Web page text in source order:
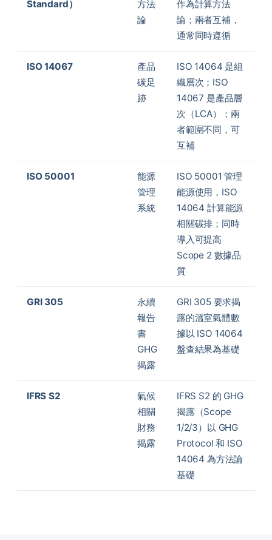
Standard）
方法
論
作為計算方法
論；兩者互補，
通常同時遵循
ISO 14067
產品
碳足
跡
ISO 14064 是組
織層次；ISO
14067 是產品層
次（LCA）；兩
者範圍不同，可
互補
ISO 50001
能源
管理
系統
ISO 50001 管理
能源使用，ISO
14064 計算能源
相關碳排；同時
導入可提高
Scope 2 數據品
質
GRI 305
永續
報告
書
GHG
揭露
GRI 305 要求揭
露的溫室氣體數
據以 ISO 14064
盤查結果為基礎
IFRS S2
氣候
相關
財務
揭露
IFRS S2 的 GHG
揭露（Scope
1/2/3）以 GHG
Protocol 和 ISO
14064 為方法論
基礎